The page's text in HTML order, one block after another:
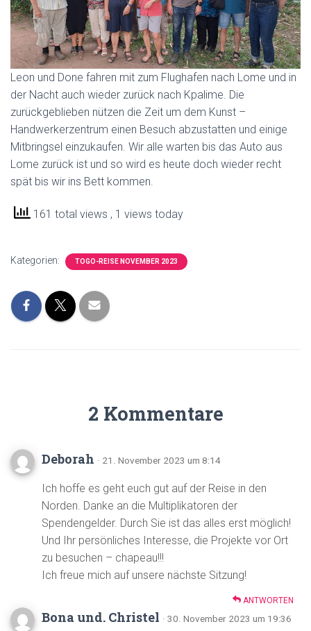
Leon und Done fahren mit zum Flughafen nach Lome und in
der Nacht auch wieder zurück nach Kpalime. Die
zurückgeblieben nützen die Zeit um dem Kunst –
Handwerkerzentrum einen Besuch abzustatten und einige
Mitbringsel einzukaufen. Wir alle warten bis das Auto aus
Lome zurück ist und so wird es heute doch wieder recht
spät bis wir ins Bett kommen.
161 total views , 1 views today
Kategorien: TOGO-REISE NOVEMBER 2023
2 Kommentare
Deborah · 21. November 2023 um 8:14
Ich hoffe es geht euch gut auf der Reise in den
Norden. Danke an die Multiplikatoren der
Spendengelder. Durch Sie ist das alles erst möglich!
Und Ihr persönliches Interesse, die Projekte vor Ort
zu besuchen – chapeau!!!
Ich freue mich auf unsere nächste Sitzung!
ANTWORTEN
Bona und. Christel · 30. November 2023 um 19:36